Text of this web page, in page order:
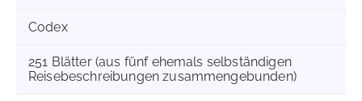
Codex
251 Blätter (aus fünf ehemals selbständigen
Reisebeschreibungen zusammengebunden)